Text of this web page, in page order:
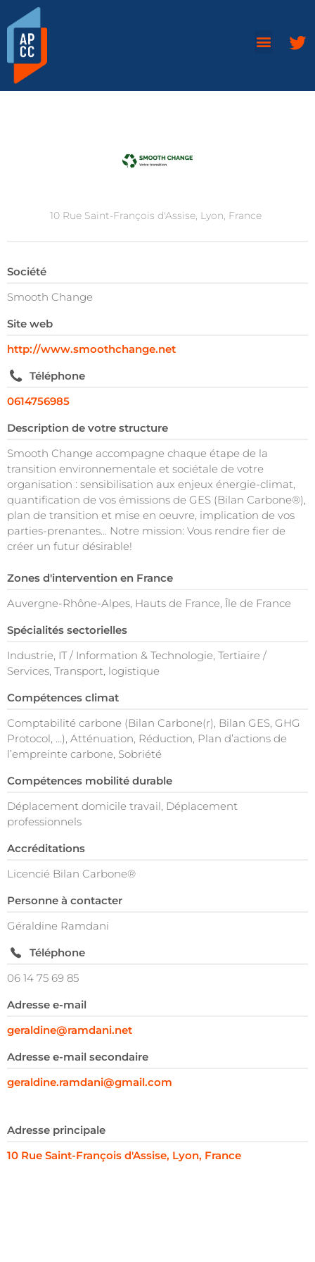
10 Rue Saint-François d'Assise, Lyon, France
Société
Smooth Change
Site web
http://www.smoothchange.net
Téléphone
0614756985
Description de votre structure
Smooth Change accompagne chaque étape de la
transition environnementale et sociétale de votre
organisation : sensibilisation aux enjeux énergie-climat,
quantification de vos émissions de GES (Bilan Carbone®),
plan de transition et mise en oeuvre, implication de vos
parties-prenantes... Notre mission: Vous rendre fier de
créer un futur désirable!
Zones d'intervention en France
Auvergne-Rhône-Alpes, Hauts de France, Île de France
Spécialités sectorielles
Industrie, IT / Information & Technologie, Tertiaire /
Services, Transport, logistique
Compétences climat
Comptabilité carbone (Bilan Carbone(r), Bilan GES, GHG
Protocol, …), Atténuation, Réduction, Plan d’actions de
l’empreinte carbone, Sobriété
Compétences mobilité durable
Déplacement domicile travail, Déplacement
professionnels
Accréditations
Licencié Bilan Carbone®
Personne à contacter
Géraldine Ramdani
Téléphone
06 14 75 69 85
Adresse e-mail
geraldine@ramdani.net
Adresse e-mail secondaire
geraldine.ramdani@gmail.com
Adresse principale
10 Rue Saint-François d'Assise, Lyon, France